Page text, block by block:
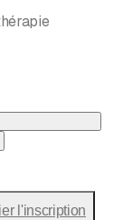
l'inscription